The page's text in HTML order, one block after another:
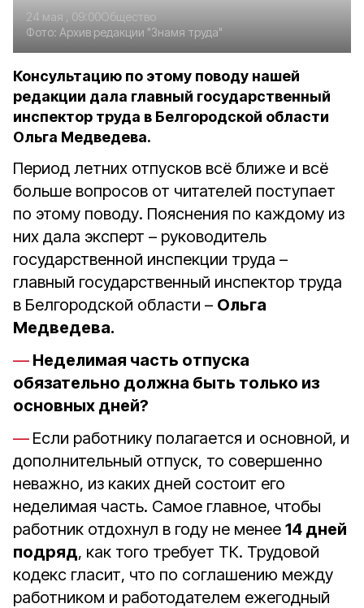
24 мая , 09:00Общество
Фото: Архив редакции "Знамя труда"
Консультацию по этому поводу нашей
редакции дала главный государственный
инспектор труда в Белгородской области
Ольга Медведева.
Период летних отпусков всё ближе и всё
больше вопросов от читателей поступает
по этому поводу. Пояснения по каждому из
них дала эксперт – руководитель
государственной инспекции труда –
главный государственный инспектор труда
в Белгородской области – Ольга
Медведева.
Неделимая часть отпуска
обязательно должна быть только из
основных дней?
Если работнику полагается и основной, и
дополнительный отпуск, то совершенно
неважно, из каких дней состоит его
неделимая часть. Самое главное, чтобы
работник отдохнул в году не менее 14 дней
подряд, как того требует ТК. Трудовой
кодекс гласит, что по соглашению между
работником и работодателем ежегодный